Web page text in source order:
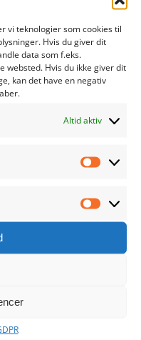
vi teknologier som cookies til
Hvis du giver dit
data som f.eks.
websted. Hvis du ikke giver dit
kan det have en negativ
Altid aktiv